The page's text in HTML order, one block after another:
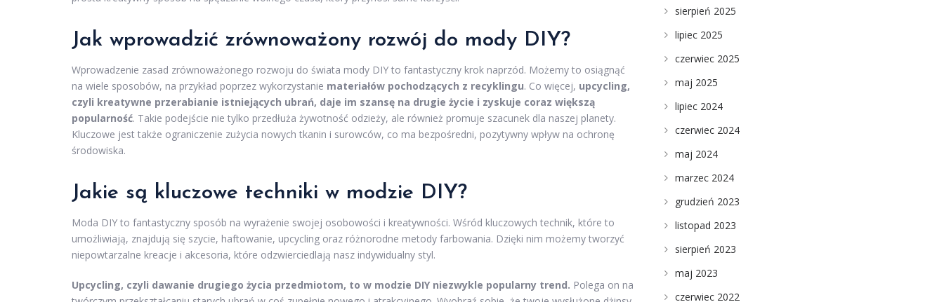
Jak wprowadzić zrównoważony rozwój do mody DIY?
Wprowadzenie zasad zrównoważonego rozwoju do świata mody DIY to fantastyczny krok naprzód. Możemy to osiągnąć
na wiele sposobów, na przykład poprzez wykorzystanie materiałów pochodzących z recyklingu. Co więcej, upcycling,
czyli kreatywne przerabianie istniejących ubrań, daje im szansę na drugie życie i zyskuje coraz większą
popularność. Takie podejście nie tylko przedłuża żywotność odzieży, ale również promuje szacunek dla naszej planety.
Kluczowe jest także ograniczenie zużycia nowych tkanin i surowców, co ma bezpośredni, pozytywny wpływ na ochronę
środowiska.
Jakie są kluczowe techniki w modzie DIY?
Moda DIY to fantastyczny sposób na wyrażenie swojej osobowości i kreatywności. Wśród kluczowych technik, które to
umożliwiają, znajdują się szycie, haftowanie, upcycling oraz różnorodne metody farbowania. Dzięki nim możemy tworzyć
niepowtarzalne kreacje i akcesoria, które odzwierciedlają nasz indywidualny styl.
Upcycling, czyli dawanie drugiego życia przedmiotom, to w modzie DIY niezwykle popularny trend. Polega on na
sierpień 2025
lipiec 2025
czerwiec 2025
maj 2025
lipiec 2024
czerwiec 2024
maj 2024
marzec 2024
grudzień 2023
listopad 2023
sierpień 2023
maj 2023
czerwiec 2022